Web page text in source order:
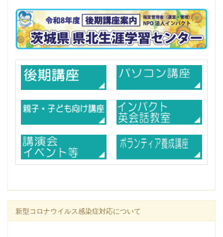
新型コロナウイルス感染症対応について